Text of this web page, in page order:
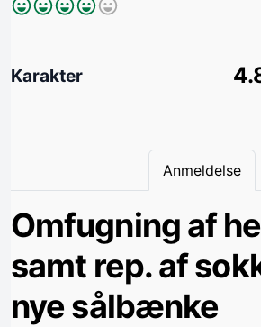
Karakter
Anmeldelse
Omfugning af
samt rep. af
nye sålbænke